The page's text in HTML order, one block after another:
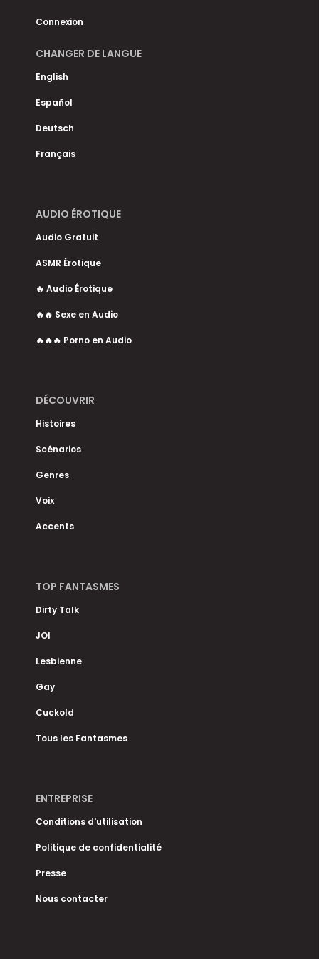
Connexion
CHANGER DE LANGUE
English
Español
Deutsch
Français
AUDIO ÉROTIQUE
Audio Gratuit
ASMR Érotique
🔥 Audio Érotique
🔥🔥 Sexe en Audio
🔥🔥🔥 Porno en Audio
DÉCOUVRIR
Histoires
Scénarios
Genres
Voix
Accents
TOP FANTASMES
Dirty Talk
JOI
Lesbienne
Gay
Cuckold
Tous les Fantasmes
ENTREPRISE
Conditions d'utilisation
Politique de confidentialité
Presse
Nous contacter